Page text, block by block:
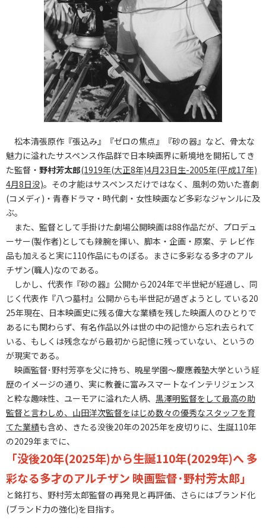
松本清張原作『張込み』『ゼロの焦点』『砂の器』など、骨太な
魅力に溢れたサスペンス作品群で日本映画界に新境地を開拓してき
た監督・ 野村芳太郎(1919年(大正8年)4月23日生-2005年(平成17年)
4月8日没)。その才能はサスペンスだけではなく、風刺の効いた喜劇
(コメディ)・青春ドラマ・時代劇・女性映画など多彩なジャンルに及
ぶ。
また、監督として手掛けた劇場公開映画は88作品だが、プロデュ
ーサー(製作者)としても辣腕を揮い、脚本・企画・原案、テ レビ作
品も加えると実に110作品にものぼる。まさに多彩なる多才のアル
チザン(職人)なのである。
しかし、代表作『砂の器』公開から2024年で半世紀が経過し、同
じく代表作『八つ墓村』公開からも半世記が過ぎようとし ている20
25年現在、日本映画史に残る偉大な業績を残した映画人のひとりで
あるにも関わらず、有名作品以外は世の中の記憶から忘れ去られて
いる、もしくは残念ながら最初から記憶に残っていない、というの
が現実である。
映画監督･野村芳亭を父に持ち、暁星学園～慶應義塾大学という経
歴のイメージの通り、実に教養に富みスマートなインテリジェンス
と粋な趣味性、ユーモアに溢れた人柄、 黒澤明監督をして最高の助
監督と言わしめ、山田洋次監督をはじめ数々の優秀なスタッフを育
てた業績も含め、きたる没後20年の2025年を皮切りに、生誕110年
の2029年までに、
「没後20年(2025年)から――生誕110年(2029年)へ 多
彩なる多才のアルチザン 映画監督･野村芳太郎」
と銘打ち、野村芳太郎監督の再発見と再評価、さらにはブランド化
(ブランド力の強化)を目指す。